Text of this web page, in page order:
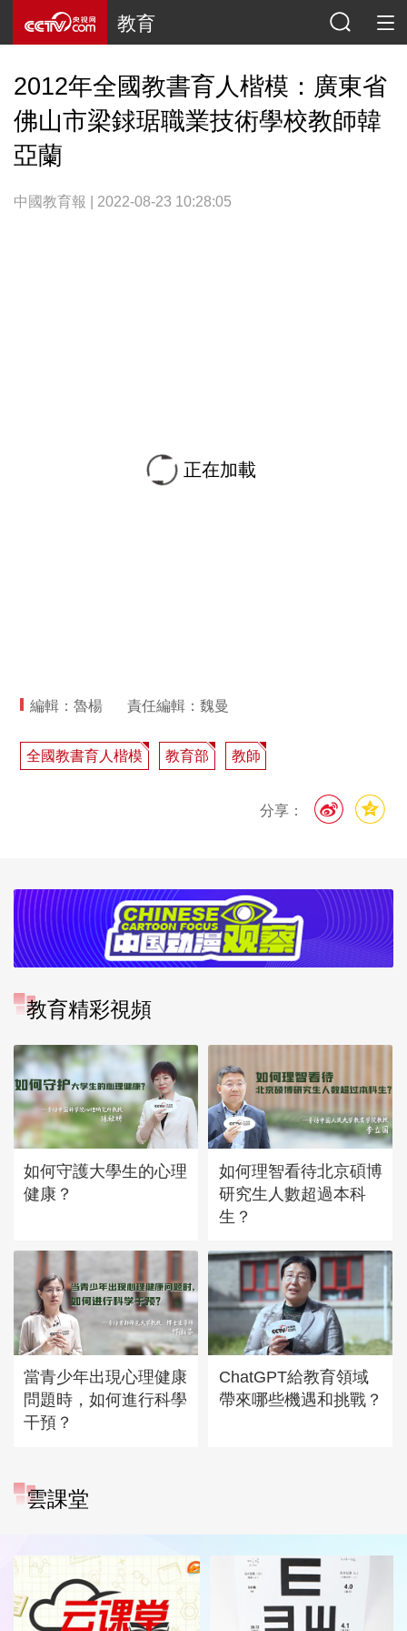
教育
2012年全國教書育人楷模：廣東省
佛山市梁銶琚職業技術學校教師韓
亞蘭
中國教育報 | 2022-08-23 10:28:05
正在加載
編輯：魯楊 責任編輯：魏曼
全國教書育人楷模 教育部 教師
分享：
教育精彩視頻
如何守護大學生的心理
健康？
如何理智看待北京碩博
研究生人數超過本科
生？
當青少年出現心理健康
問題時，如何進行科學
干預？
ChatGPT給教育領域
帶來哪些機遇和挑戰？
雲課堂